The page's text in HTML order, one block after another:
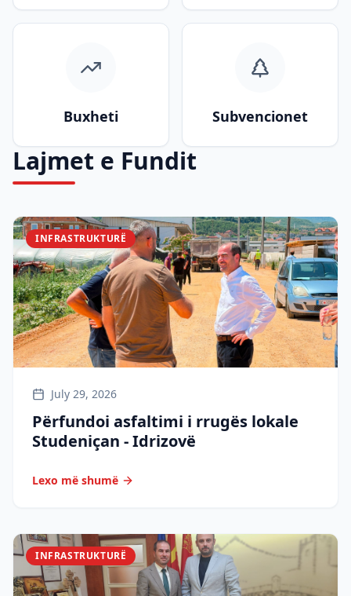
Buxheti Subvencionet
Lajmet e Fundit
INFRASTRUKTURË
July 29, 2026
Përfundoi asfaltimi i rrugës lokale
Studeniçan - Idrizovë
Lexo më shumë
INFRASTRUKTURË